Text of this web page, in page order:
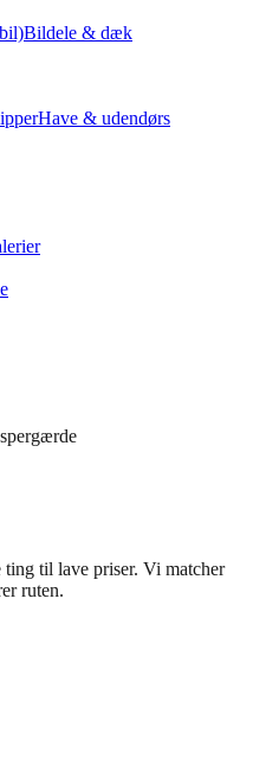
Bildele & dæk
Have & udendørs
til lave priser. Vi matcher
ruten.